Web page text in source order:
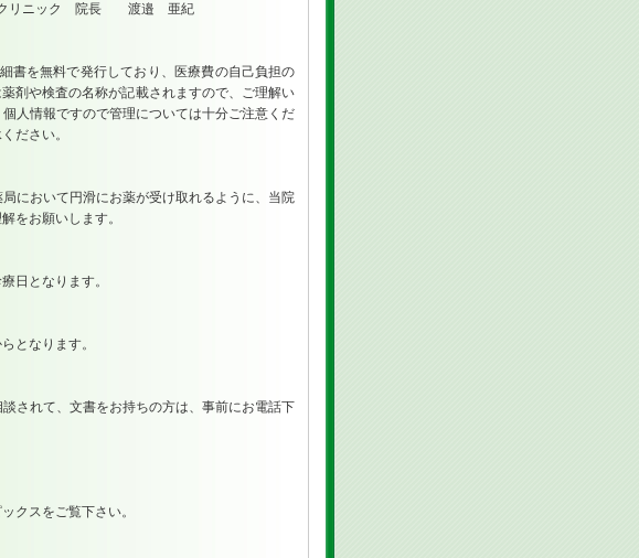
リニック 院長 渡邉 亜紀
書を無料で発行しており、医療費の自己負担の
剤や検査の名称が記載されますので、ご理解い
人情報ですので管理については十分ご注意くだ
ださい。
において円滑にお薬が受け取れるように、当院
をお願いします。
となります。
となります。
れて、文書をお持ちの方は、事前にお電話下
スをご覧下さい。